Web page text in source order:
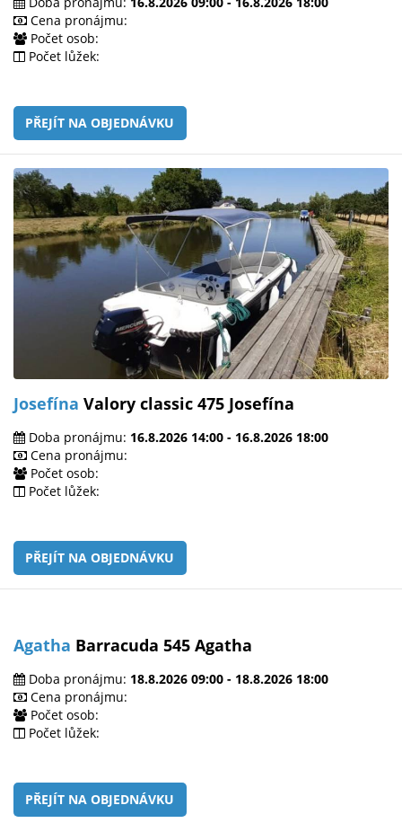
Cena pronájmu:
Počet osob:
Počet lůžek:
PŘEJÍT NA OBJEDNÁVKU
Josefína Valory classic 475 Josefína
Doba pronájmu: 16.8.2026 14:00 - 16.8.2026 18:00
Cena pronájmu:
Počet osob:
Počet lůžek:
PŘEJÍT NA OBJEDNÁVKU
Agatha Barracuda 545 Agatha
Doba pronájmu: 18.8.2026 09:00 - 18.8.2026 18:00
Cena pronájmu:
Počet osob:
Počet lůžek:
PŘEJÍT NA OBJEDNÁVKU